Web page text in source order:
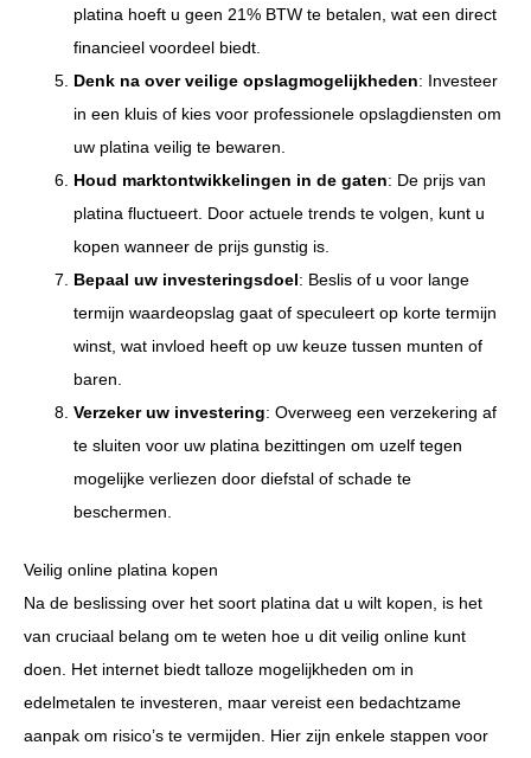
platina hoeft u geen 21% BTW te betalen, wat een direct
financieel voordeel biedt.
Denk na over veilige opslagmogelijkheden: Investeer
in een kluis of kies voor professionele opslagdiensten om
uw platina veilig te bewaren.
Houd marktontwikkelingen in de gaten: De prijs van
platina fluctueert. Door actuele trends te volgen, kunt u
kopen wanneer de prijs gunstig is.
Bepaal uw investeringsdoel: Beslis of u voor lange
termijn waardeopslag gaat of speculeert op korte termijn
winst, wat invloed heeft op uw keuze tussen munten of
baren.
Verzeker uw investering: Overweeg een verzekering af
te sluiten voor uw platina bezittingen om uzelf tegen
mogelijke verliezen door diefstal of schade te
beschermen.
Veilig online platina kopen
Na de beslissing over het soort platina dat u wilt kopen, is het
van cruciaal belang om te weten hoe u dit veilig online kunt
doen. Het internet biedt talloze mogelijkheden om in
edelmetalen te investeren, maar vereist een bedachtzame
aanpak om risico’s te vermijden. Hier zijn enkele stappen voor